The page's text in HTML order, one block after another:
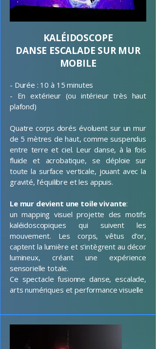
KALÉIDOSCOPE
DANSE ESCALADE SUR MUR
MOBILE
- Durée : 10 à 15 minutes
- En extérieur (ou intérieur très haut
plafond)
Quatre corps dorés évoluent sur un mur
de 5 mètres de haut, comme suspendus
entre terre et ciel. Leur danse, à la fois
fluide et acrobatique, se déploie sur
toute la surface verticale, jouant avec la
gravité, l’équilibre et les appuis.
Le mur devient une toile vivante:
un mapping visuel projette des motifs
kaléidoscopiques qui suivent les
mouvement. Les corps, vêtus d’or,
captent la lumière et s’intègrent au décor
lumineux, créant une expérience
sensorielle totale.
Ce spectacle fusionne danse, escalade,
arts numériques et performance visuelle